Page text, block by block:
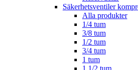
Säkerhetsventiler
Alla produkter
1/4 tum
3/8 tum
1/2 tum
3/4 tum
1 tum
1 1/2 tum